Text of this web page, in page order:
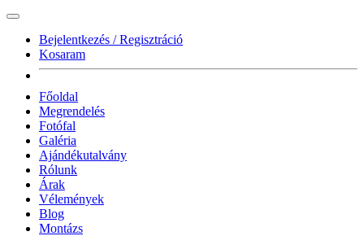
Bejelentkezés / Regisztráció
Kosaram
Főoldal
Megrendelés
Fotófal
Galéria
Ajándékutalvány
Rólunk
Árak
Vélemények
Blog
Montázs